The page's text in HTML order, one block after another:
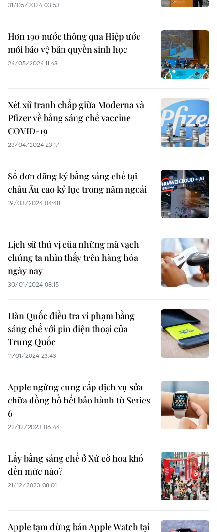
31/05/2024 03:53
Hơn 190 nước thông qua Hiệp ước
mới bảo vệ bản quyền sinh học
24/05/2024 11:43
Xét xử tranh chấp giữa Moderna và
Pfizer về bằng sáng chế vaccine
COVID-19
23/04/2024 23:17
Số đơn đăng ký bằng sáng chế tại
châu Âu cao kỷ lục trong năm ngoái
19/03/2024 04:48
Lịch sử thú vị của những mã vạch
chúng ta nhìn thấy trên hàng hóa
ngày nay
30/01/2024 08:15
Hàn Quốc điều tra vi phạm bằng
sáng chế với pin điện thoại của
Trung Quốc
11/01/2024 23:43
Apple ngừng cung cấp dịch vụ sửa
chữa đồng hồ hết bảo hành từ Series
6
22/12/2023 06:44
Lấy bằng sáng chế ở Xứ cờ hoa khó
đến mức nào?
21/12/2023 08:01
Apple tạm dừng bán Apple Watch tại